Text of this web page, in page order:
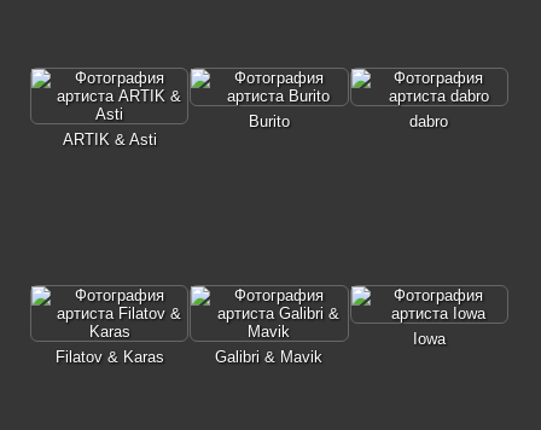
ARTIK & Asti
Burito dabro
Filatov & Karas Galibri & Mavik
Iowa